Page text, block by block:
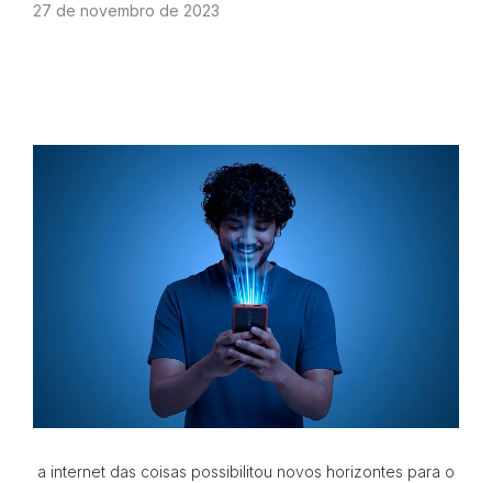
27 de novembro de 2023
a internet das coisas possibilitou novos horizontes para o